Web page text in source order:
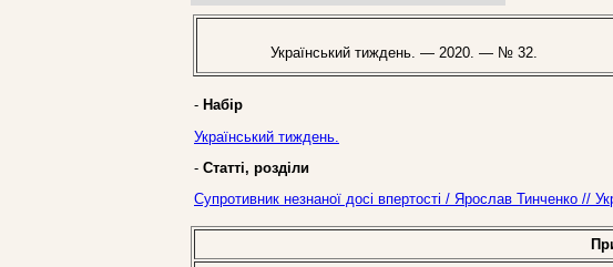
Український тиждень. — 2020. — № 32.
- Набір
Український тиждень.
- Статті, розділи
Супротивник незнаної досі впертості / Ярослав Тинченко